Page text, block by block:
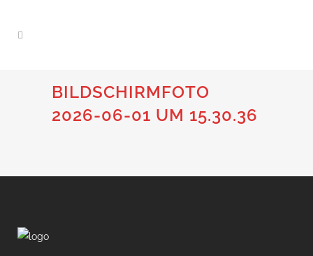
BILDSCHIRMFOTO
2026-06-01 UM 15.30.36